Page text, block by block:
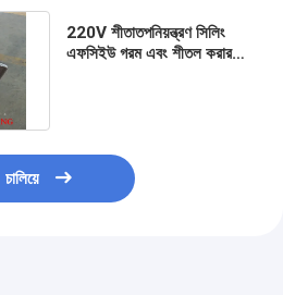
220V শীতাতপনিয়ন্ত্রণ সিলিং
এফসিইউ গরম এবং শীতল করার
চালিয়ে